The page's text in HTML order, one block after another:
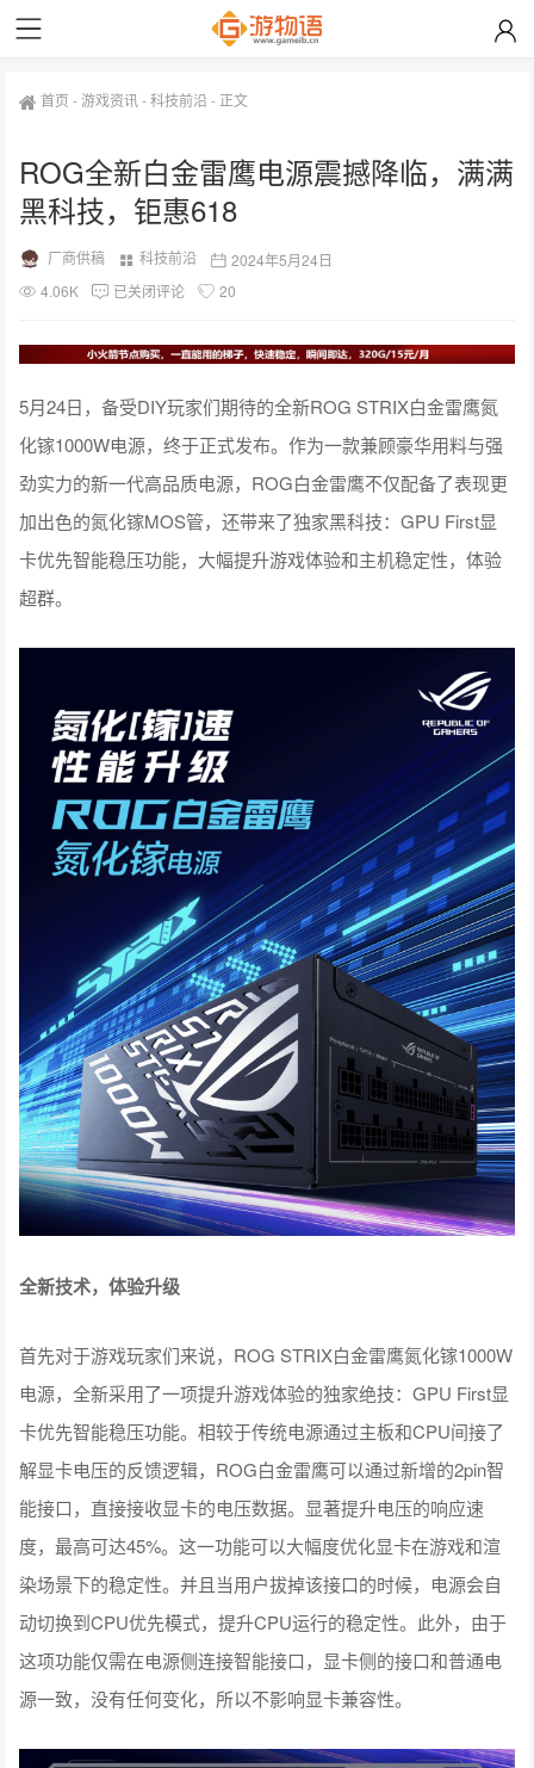
首页 -游戏资讯-科技前沿- 正文
ROG全新白金雷鹰电源震撼降临，满满
黑科技，钜惠618
厂商供稿 科技前沿
2024年5月24日
4.06K
已关闭评论 20
5月24日，备受DIY玩家们期待的全新ROG STRIX白金雷鹰氮
化镓1000W电源，终于正式发布。作为一款兼顾豪华用料与强
劲实力的新一代高品质电源，ROG白金雷鹰不仅配备了表现更
加出色的氮化镓MOS管，还带来了独家黑科技：GPU First显
卡优先智能稳压功能，大幅提升游戏体验和主机稳定性，体验
超群。
全新技术，体验升级
首先对于游戏玩家们来说，ROG STRIX白金雷鹰氮化镓1000W
电源，全新采用了一项提升游戏体验的独家绝技：GPU First显
卡优先智能稳压功能。相较于传统电源通过主板和CPU间接了
解显卡电压的反馈逻辑，ROG白金雷鹰可以通过新增的2pin智
能接口，直接接收显卡的电压数据。显著提升电压的响应速
度，最高可达45%。这一功能可以大幅度优化显卡在游戏和渲
染场景下的稳定性。并且当用户拔掉该接口的时候，电源会自
动切换到CPU优先模式，提升CPU运行的稳定性。此外，由于
这项功能仅需在电源侧连接智能接口，显卡侧的接口和普通电
源一致，没有任何变化，所以不影响显卡兼容性。